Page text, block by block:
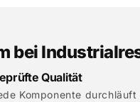
bei
Qualität
Komponente durchläuft